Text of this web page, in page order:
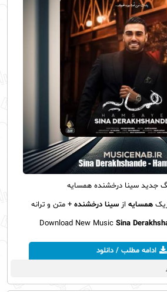
جدید سینا درخشنده همسایه
همسایه ازسینا درخشنده + متن و ترانه
Download New Music Sina
ادامه مطلب / دانلود